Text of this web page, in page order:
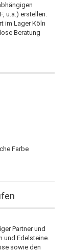
u.a.) erstellen.
im Lager Köln
Beratung
Farbe
Partner und
und Edelsteine.
sowie den